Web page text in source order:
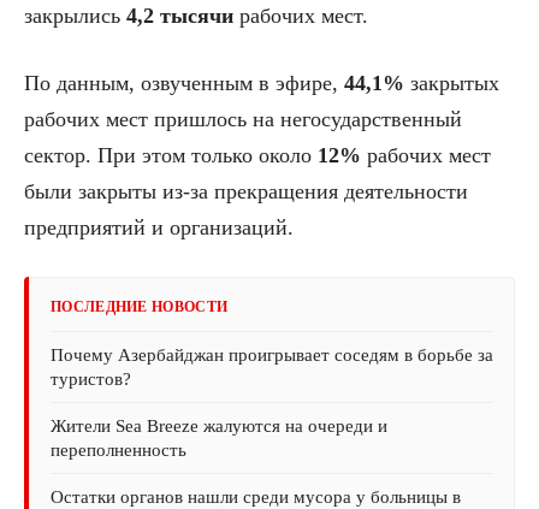
закрылись 4,2 тысячи рабочих мест.
По данным, озвученным в эфире, 44,1% закрытых
рабочих мест пришлось на негосударственный
сектор. При этом только около 12% рабочих мест
были закрыты из-за прекращения деятельности
предприятий и организаций.
ПОСЛЕДНИЕ НОВОСТИ
Почему Азербайджан проигрывает соседям в борьбе за
туристов?
Жители Sea Breeze жалуются на очереди и
переполненность
Остатки органов нашли среди мусора у больницы в